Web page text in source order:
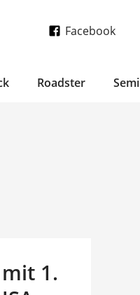
Facebook
Roadster Semi
1.